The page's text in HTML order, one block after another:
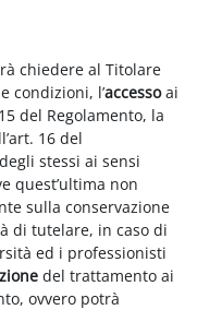
chiedere al Titolare
condizioni, l’accessoai
del Regolamento, la
16 del
degli stessi ai sensi
quest’ultima non
sulla conservazione
di tutelare, in caso di
ed i professionisti
del trattamento ai
ovvero potrà